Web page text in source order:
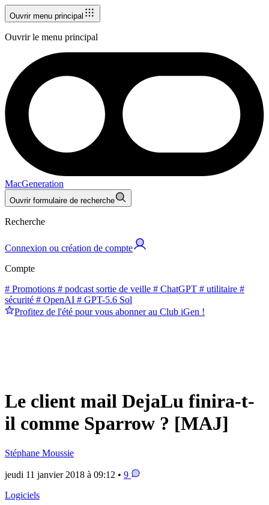
Ouvrir menu principal
Ouvrir le menu principal
MacGeneration
Ouvrir formulaire de recherche
Recherche
Connexion ou création de compte
Compte
# Promotions # podcast sortie de veille # ChatGPT # utilitaire #
sécurité # OpenAI # GPT-5.6 Sol
Profitez de l'été pour vous abonner au Club iGen !
Le client mail DejaLu finira-t-
il comme Sparrow ? [MAJ]
Stéphane Moussie
jeudi 11 janvier 2018 à 09:12 • 9
Logiciels